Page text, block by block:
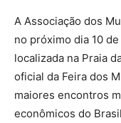
A Associação dos
no próximo dia 10
localizada na Praia
oficial da Feira dos
maiores encontros
econômicos do